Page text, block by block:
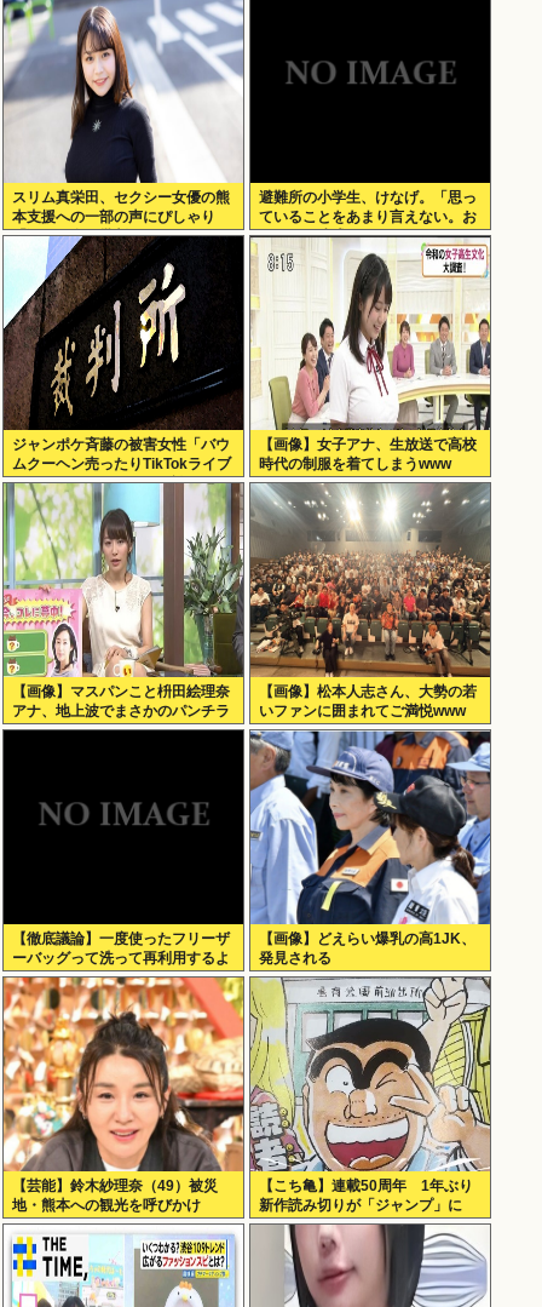
スリム真栄田、セクシー女優の熊
本支援への一部の声にぴしゃり
「汚いお金と批判してる奴ら…」
避難所の小学生、けなげ。「思っ
ていることをあまり言えない。お
母さんに迷惑かけるから」
ジャンポケ斉藤の被害女性「バウ
ムクーヘン売ったりTikTokライブ
しててムカついたから示談しなか
った」
【画像】女子アナ、生放送で高校
時代の制服を着てしまうwww
【画像】マスパンこと枡田絵理奈
アナ、地上波でまさかのパンチラ
【画像】松本人志さん、大勢の若
いファンに囲まれてご満悦www
【徹底議論】一度使ったフリーザ
ーバッグって洗って再利用するよ
な？
【画像】どえらい爆乳の高1JK、
発見される
【芸能】鈴木紗理奈（49）被災
地・熊本への観光を呼びかけ
【こち亀】連載50周年 1年ぶり
新作読み切りが「ジャンプ」に